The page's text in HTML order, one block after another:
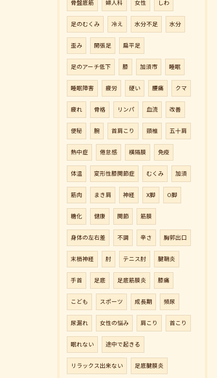
骨盤底筋 婦人科 女性 しわ
足のむくみ 冷え 水分不足 水分
歪み 開張足 扁平足
足のアーチ低下 膝 加須市 睡眠
睡眠障害 疲労 硬い 腰痛 クマ
疲れ 骨格 リンパ 血流 改善
便秘 腕 首肩こり 頸椎 五十肩
熱中症 倦怠感 横隔膜 免疫
体温 変形性膝関節症 むくみ 加須
筋肉 まき肩 神経 X脚 O脚
糖化 健康 関節 筋膜
身体の左右差 不調 辛さ 胸郭出口
末梢神経 肘 テニス肘 腱鞘炎
手首 足底 足底筋膜炎 膝痛
こども スポーツ 成長期 頻尿
尿漏れ 女性の悩み 肩こり 首こり
眠れない 途中で起きる
リラックス出来ない 足底腱膜炎